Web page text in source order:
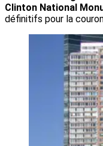
Clinton National
définitifs pour la